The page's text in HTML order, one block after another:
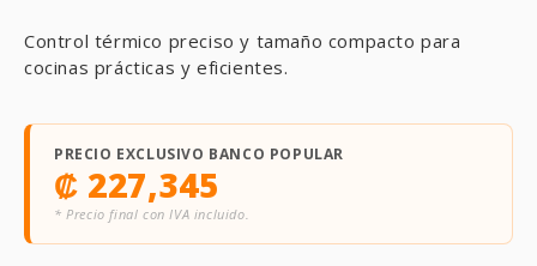
Control térmico preciso y tamaño compacto para
cocinas prácticas y eficientes.
PRECIO EXCLUSIVO BANCO POPULAR
₡ 227,345
* Precio final con IVA incluido.